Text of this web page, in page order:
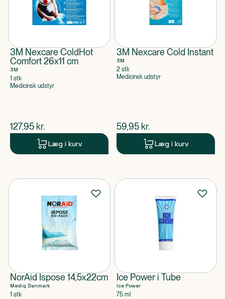
3M Nexcare ColdHot
Comfort 26x11 cm
3M
1 stk
Medicinsk udstyr
$nuværende pris
127,95 kr.
Læg i kurv
3M Nexcare Cold Instant
3M
2 stk
Medicinsk udstyr
$nuværende pris
59,95 kr.
Læg i kurv
NorAid Ispose 14,5x22cm
Mediq Danmark
1 stk
Ice Power i Tube
Ice Power
75 ml